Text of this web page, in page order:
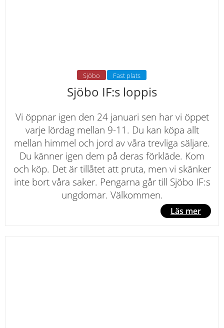
Sjöbo Fast plats
Sjöbo IF:s loppis
Vi öppnar igen den 24 januari sen har vi öppet
varje lördag mellan 9-11. Du kan köpa allt
mellan himmel och jord av våra trevliga säljare.
Du känner igen dem på deras förkläde. Kom
och köp. Det är tillåtet att pruta, men vi skänker
inte bort våra saker. Pengarna går till Sjöbo IF:s
ungdomar. Välkommen.
Läs mer